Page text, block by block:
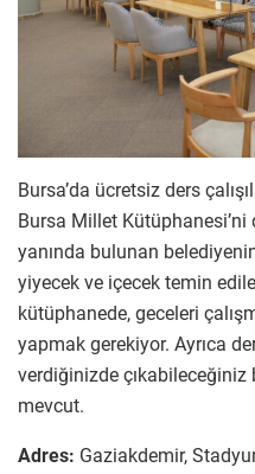
Bursa’da ücretsiz ders
Bursa Millet
yanında bulunan
yiyecek ve içecek temin
kütüphanede, geceleri
yapmak gerekiyor. Ayrıca
verdiğinizde
mevcut.
Adres: Gaziakdemir,